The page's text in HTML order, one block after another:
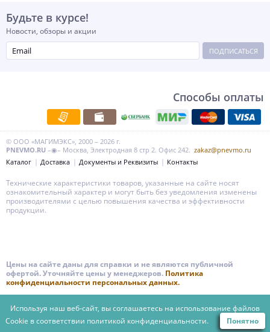
Будьте в курсе!
Новости, обзоры и акции
ПОДПИСАТЬСЯ
Способы оплаты
© ООО «МАГИМЭКС», 2000 – 2026 г.
PNEVMO.RU –◉– Москва, Электродная 8 стр 2. Офис 242. zakaz@pnevmo.ru
Каталог
Доставка Документы и Реквизиты Контакты
Технические характеристики товаров, указанные на сайте носят
ознакомительный характер и могут быть без уведомления изменены
производителями с целью повышения качества и эффективности
продукции.
Цены на сайте даны для справки и не являются публичной
офертой. Уточняйте цены у менеджеров. Политика
конфиденциальности персональных данных.
Используя наш веб-сайт, вы соглашаетесь на использование файлов
Cookie в соответствии политикой конфиденциальности. Понятно